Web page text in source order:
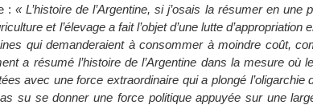
:« L’histoire de l’Argentine, si j’osais la résumer en une
et l’élevage a fait l’objet d’une lutte
qui demanderaient à consommer à moindre coût,
a résumé l’histoire de l’Argentine dans la mesure où
avec une force extraordinaire qui a plongé l’oligarchie
su se donner une force politique appuyée sur une